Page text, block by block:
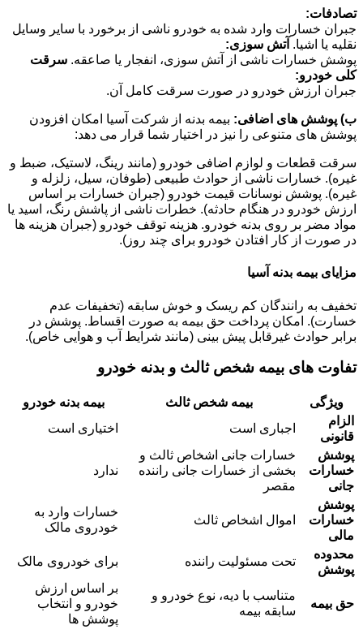
تصادفات:
جبران خسارات وارد شده به خودرو ناشی از برخورد با سایر وسایل
نقلیه یا اشیا. آتش سوزی:
پوشش خسارات ناشی از آتش سوزی، انفجار یا صاعقه. سرقت
کلی خودرو:
جبران ارزش خودرو در صورت سرقت کامل آن.
ب) پوشش های اضافی: بیمه بدنه از شرکت آسیا امکان افزودن
پوشش های متنوعی را نیز در اختیار شما قرار می دهد:
سرقت قطعات و لوازم اضافی خودرو (مانند رینگ، لاستیک، ضبط و
غیره). خسارات ناشی از حوادث طبیعی (طوفان، سیل، زلزله و
غیره). پوشش نوسانات قیمت خودرو (جبران خسارات بر اساس
ارزش خودرو در هنگام حادثه). خطرات ناشی از پاشش رنگ، اسید یا
مواد مضر بر روی بدنه خودرو. هزینه توقف خودرو (جبران هزینه ها
در صورت از کار افتادن خودرو برای چند روز).
مزایای بیمه بدنه آسیا
تخفیف به رانندگان کم ریسک و خوش سابقه (تخفیفات عدم
خسارت). امکان پرداخت حق بیمه به صورت اقساط. پوشش در
برابر حوادث غیرقابل پیش بینی (مانند شرایط آب و هوایی خاص).
تفاوت های بیمه شخص ثالث و بدنه خودرو
ویژگی بیمه شخص ثالث
بیمه بدنه خودرو
الزام
قانونی
اجباری است
اختیاری است
پوشش
خسارات
جانی
خسارات جانی اشخاص ثالث و
بخشی از خسارات جانی راننده
مقصر
ندارد
پوشش
خسارات
مالی
اموال اشخاص ثالث
خسارات وارد به
خودروی مالک
محدوده
پوشش
تحت مسئولیت راننده برای خودروی مالک
حق بیمه
متناسب با دیه، نوع خودرو و
سابقه بیمه
بر اساس ارزش
خودرو و انتخاب
پوشش ها